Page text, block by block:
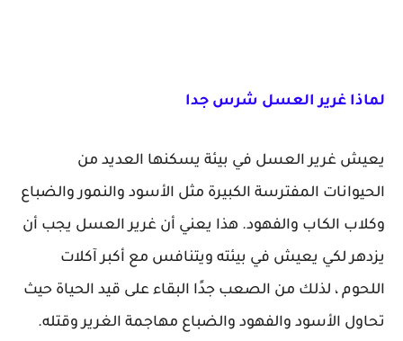
لماذا غرير العسل شرس جدا
يعيش غرير العسل في بيئة يسكنها العديد من
الحيوانات المفترسة الكبيرة مثل الأسود والنمور والضباع
وكلاب الكاب والفهود. هذا يعني أن غرير العسل يجب أن
يزدهر لكي يعيش في بيئته ويتنافس مع أكبر آكلات
اللحوم ، لذلك من الصعب جدًا البقاء على قيد الحياة حيث
تحاول الأسود والفهود والضباع مهاجمة الغرير وقتله.